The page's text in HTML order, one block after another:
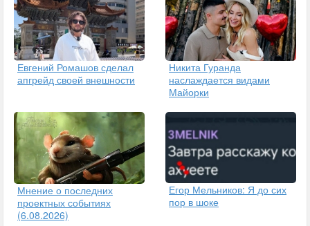
Евгений Ромашов сделал
апгрейд своей внешности
Никита Гуранда
наслаждается видами
Майорки
Мнение о последних
проектных событиях
(6.08.2026)
Егор Мельников: Я до сих
пор в шоке